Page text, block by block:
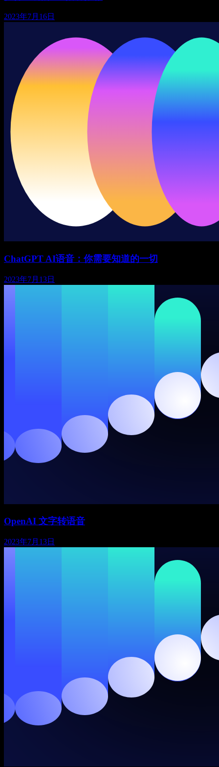
2023年7月16日
ChatGPT AI语音：你需要知道的一切
2023年7月13日
OpenAI 文字转语音
2023年7月13日